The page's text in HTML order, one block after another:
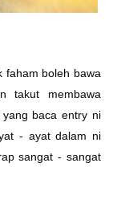
faham boleh bawa
takut membawa
baca entry ni
- ayat dalam ni
sangat - sangat